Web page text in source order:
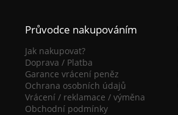
Průvodce nakupováním
Jak nakupovat?
Doprava / Platba
Garance vrácení peněz
Ochrana osobních údajů
Vrácení / reklamace / výměna
Obchodní podmínky